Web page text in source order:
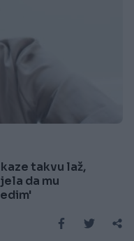
takvu laž,
da mu